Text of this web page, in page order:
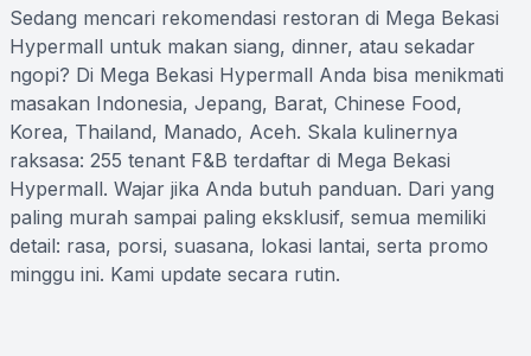
Sedang mencari rekomendasi restoran di Mega Bekasi
Hypermall untuk makan siang, dinner, atau sekadar
ngopi? Di Mega Bekasi Hypermall Anda bisa menikmati
masakan Indonesia, Jepang, Barat, Chinese Food,
Korea, Thailand, Manado, Aceh. Skala kulinernya
raksasa: 255 tenant F&B terdaftar di Mega Bekasi
Hypermall. Wajar jika Anda butuh panduan. Dari yang
paling murah sampai paling eksklusif, semua memiliki
detail: rasa, porsi, suasana, lokasi lantai, serta promo
minggu ini. Kami update secara rutin.